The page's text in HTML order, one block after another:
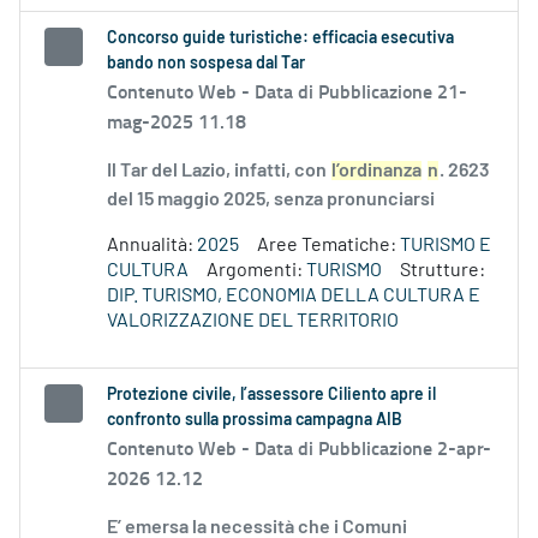
Concorso guide turistiche: efficacia esecutiva
bando non sospesa dal Tar
Contenuto Web - Data di Pubblicazione 21-
mag-2025 11.18
Il Tar del Lazio, infatti, con l’ordinanza n. 2623
del 15 maggio 2025, senza pronunciarsi
Annualità: 2025 Aree Tematiche: TURISMO E
CULTURA
Argomenti: TURISMO
Strutture:
DIP. TURISMO, ECONOMIA DELLA CULTURA E
VALORIZZAZIONE DEL TERRITORIO
Protezione civile, l’assessore Ciliento apre il
confronto sulla prossima campagna AIB
Contenuto Web - Data di Pubblicazione 2-apr-
2026 12.12
E’ emersa la necessità che i Comuni